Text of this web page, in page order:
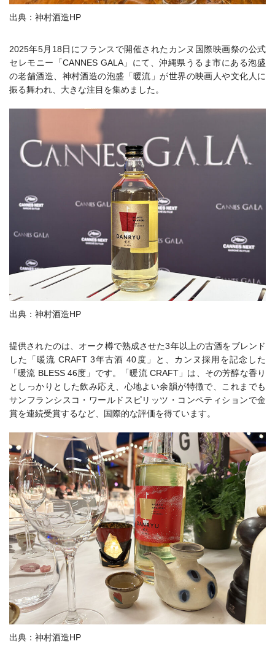
出典：神村酒造HP
2025年5月18日にフランスで開催されたカンヌ国際映画祭の公式
セレモニー「CANNES GALA」にて、沖縄県うるま市にある泡盛
の老舗酒造、神村酒造の泡盛「暖流」が世界の映画人や文化人に
振る舞われ、大きな注目を集めました。
出典：神村酒造HP
提供されたのは、オーク樽で熟成させた3年以上の古酒をブレンド
した「暖流 CRAFT 3年古酒 40度」と、カンヌ採用を記念した
「暖流 BLESS 46度」です。「暖流 CRAFT」は、その芳醇な香り
としっかりとした飲み応え、心地よい余韻が特徴で、これまでも
サンフランシスコ・ワールドスピリッツ・コンペティションで金
賞を連続受賞するなど、国際的な評価を得ています。
出典：神村酒造HP